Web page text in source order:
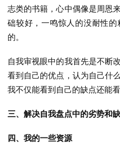
志类的书籍，心中偶像是周恩
础较好，一鸣惊人的没耐性
的。
自我审视眼中的我首先是不断
看到自己的优点，认为自己什
我不仅能看到自己的缺点还能
三、解决自我盘点中的劣势和
四、我的一些资源